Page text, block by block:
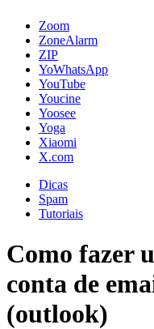
Zoom
ZoneAlarm
ZIP
YoWhatsApp
YouTube
Youcine
Yoosee
Yoga
Xiaomi
X.com
Dicas
Spam
Tutoriais
Como fazer
conta de
(outlook)